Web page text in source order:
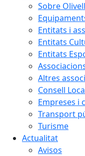
Sobre
Entitats i
Entitats
Entitats
Altres
Consell
Empreses i
Transport
Turisme
Actualitat
Avisos